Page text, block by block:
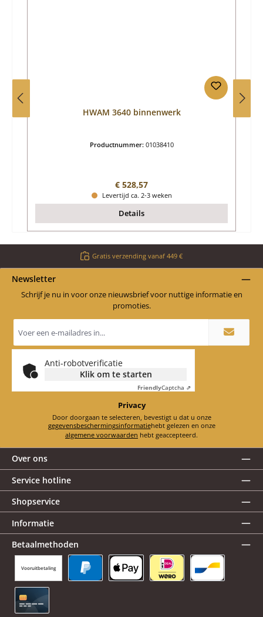
HWAM 3640 binnenwerk
Productnummer: 01038410
Normale prijs:
€ 528,57
Levertijd ca. 2-3 weken
Details
Gratis verzending vanaf 449 €
Newsletter
Schrijf je nu in voor onze nieuwsbrief voor nuttige informatie en
promoties.
mailadres
*
Anti-robotverificatie
Klik om te starten
FriendlyCaptcha ⇗
Privacy
Door doorgaan te selecteren, bevestigt u dat u onze
gegevensbeschermingsinformatie
hebt gelezen en onze
algemene voorwaarden hebt geaccepteerd.
Over ons
Service hotline
Shopservice
Informatie
Betaalmethoden
Vooruitbetaling